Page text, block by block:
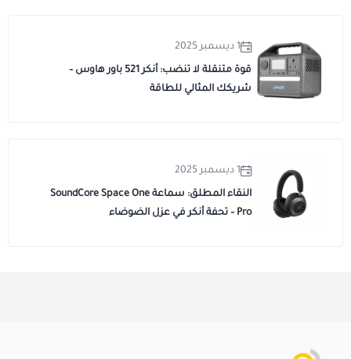
1 ديسمبر 2025
قوة متنقلة لا تنضب: أنكر 521 باور هاوس –
شريكك المثالي للطاقة
1 ديسمبر 2025
النقاء المطلق: سماعة SoundCore Space One
Pro – تحفة أنكر في عزل الضوضاء